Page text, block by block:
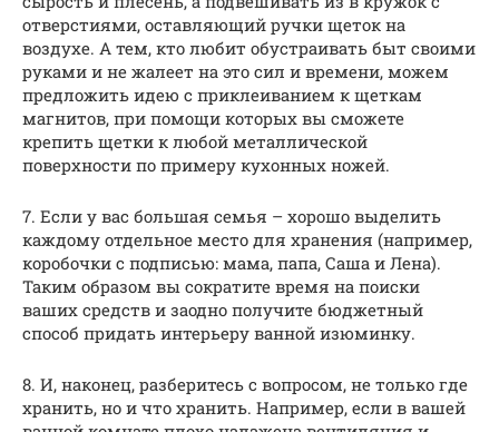
отверстиями, оставляющий ручки щеток на
воздухе. А тем, кто любит обустраивать быт своими
руками и не жалеет на это сил и времени, можем
предложить идею с приклеиванием к щеткам
магнитов, при помощи которых вы сможете
крепить щетки к любой металлической
поверхности по примеру кухонных ножей.
7. Если у вас большая семья – хорошо выделить
каждому отдельное место для хранения (например,
коробочки с подписью: мама, папа, Саша и Лена).
Таким образом вы сократите время на поиски
ваших средств и заодно получите бюджетный
способ придать интерьеру ванной изюминку.
8. И, наконец, разберитесь с вопросом, не только где
хранить, но и что хранить. Например, если в вашей